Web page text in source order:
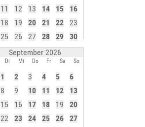
11 12 13 14 15
16
18 19 20 21 22
23
25 26 27 28 29
30
September 2026
Di Mi Do Fr Sa So
1 2 3 4 5
6
8 9 10 11 12
13
15 16 17 18 19
20
22 23 24 25 26
27